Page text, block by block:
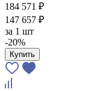
184 571 ₽
147 657 ₽
за 1 шт
-20%
Купить